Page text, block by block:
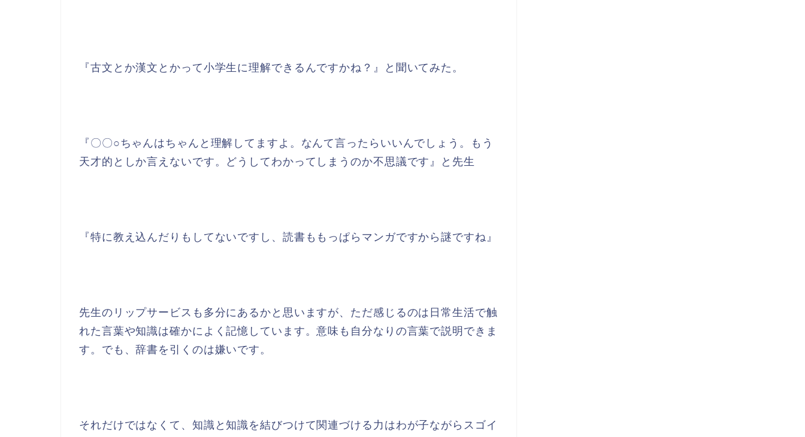
『古文とか漢文とかって小学生に理解できるんですかね？』と聞いてみた。
『〇〇○ちゃんはちゃんと理解してますよ。なんて言ったらいいんでしょう。もう
天才的としか言えないです。どうしてわかってしまうのか不思議です』と先生
『特に教え込んだりもしてないですし、読書ももっぱらマンガですから謎ですね』
先生のリップサービスも多分にあるかと思いますが、ただ感じるのは日常生活で触
れた言葉や知識は確かによく記憶しています。意味も自分なりの言葉で説明できま
す。でも、辞書を引くのは嫌いです。
それだけではなくて、知識と知識を結びつけて関連づける力はわが子ながらスゴイ